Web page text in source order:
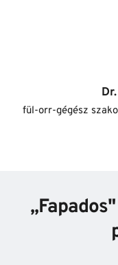
fül-orr-gégész